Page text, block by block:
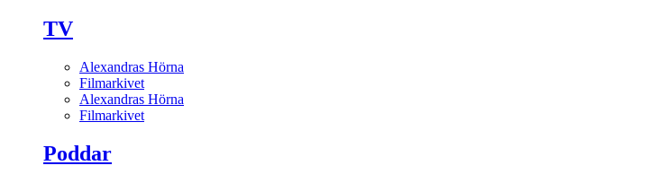
TV
Alexandras Hörna
Filmarkivet
Alexandras Hörna
Filmarkivet
Poddar